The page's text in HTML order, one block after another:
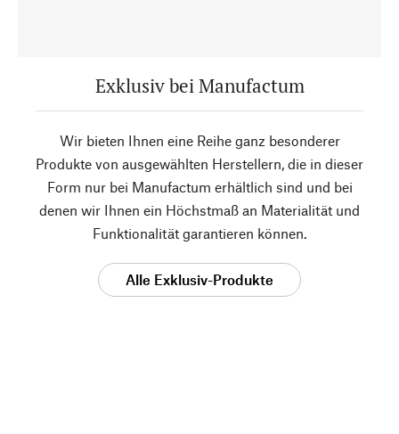
Exklusiv bei Manufactum
Wir bieten Ihnen eine Reihe ganz besonderer
Produkte von ausgewählten Herstellern, die in dieser
Form nur bei Manufactum erhältlich sind und bei
denen wir Ihnen ein Höchstmaß an Materialität und
Funktionalität garantieren können.
Alle Exklusiv-Produkte